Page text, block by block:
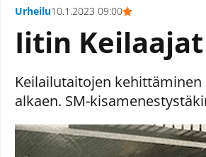
Urheilu10.1.2023 09:00
Iitin
Keilailutaitojen
alkaen. SM-